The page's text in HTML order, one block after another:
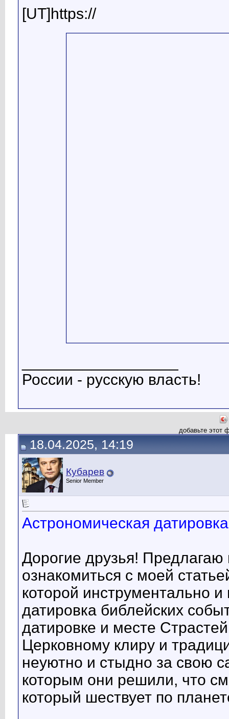
[UT]https://
России - русскую власть!
добавьте этот
18.04.2025, 14:19
Кубарев
Senior Member
Астрономическая
Дорогие друзья!
ознакомиться с моей
которой инструментально
датировка библейских
датировке и месте
Церковному клиру и
неуютно и стыдно за свою
которым они решили, что
который шествует по